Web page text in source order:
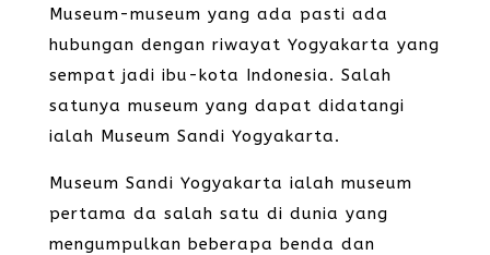
Museum-museum yang ada pasti ada
hubungan dengan riwayat Yogyakarta yang
sempat jadi ibu-kota Indonesia. Salah
satunya museum yang dapat didatangi
ialah Museum Sandi Yogyakarta.
Museum Sandi Yogyakarta ialah museum
pertama da salah satu di dunia yang
mengumpulkan beberapa benda dan